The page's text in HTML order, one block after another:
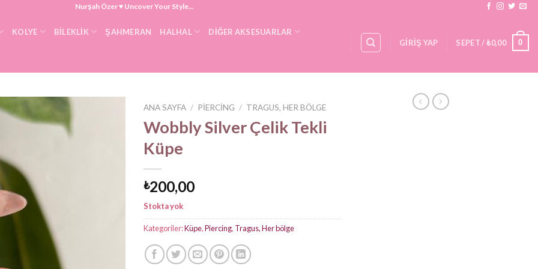
Nurşah Özer ♥ Uncover Your Style...
KOLYE BILEKLIK ŞAHMERAN HALHAL DIĞER AKSESUARLAR
GIRIŞ YAP SEPET /₺0,00 0
ANA SAYFA / PIERCING / TRAGUS, HER BÖLGE
Wobbly Silver Çelik Tekli
Küpe
₺200,00
Stokta yok
Kategoriler:Küpe,Piercing, Tragus, Her bölge